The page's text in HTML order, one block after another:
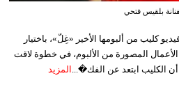
بلقيس فتحي
كليب من ألبومها الأخير «غِلّ»، باختيار
المصورة من الألبوم، في خطوة لاقت
الكليب ابتعد عن الفك�... المزيد